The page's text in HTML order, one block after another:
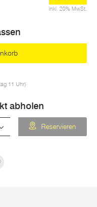
inkl. 20% MwSt.
11 Uhr)
abholen
Reservieren